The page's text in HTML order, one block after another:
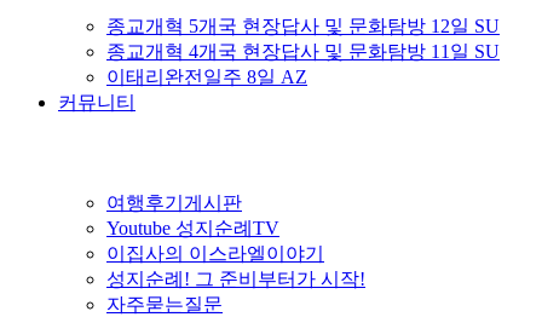
종교개혁 5개국 현장답사 및 문화탐방 12일 SU
종교개혁 4개국 현장답사 및 문화탐방 11일 SU
이태리완전일주 8일 AZ
커뮤니티
여행후기게시판
Youtube 성지순례TV
이집사의 이스라엘이야기
성지순례! 그 준비부터가 시작!
자주묻는질문